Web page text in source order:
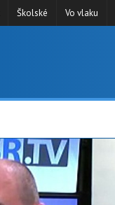
Školské Vo vlaku